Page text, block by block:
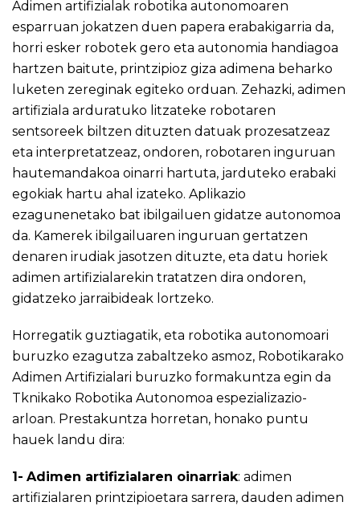
Adimen artifizialak robotika autonomoaren
esparruan jokatzen duen papera erabakigarria da,
horri esker robotek gero eta autonomia handiagoa
hartzen baitute, printzipioz giza adimena beharko
luketen zereginak egiteko orduan. Zehazki, adimen
artifiziala arduratuko litzateke robotaren
sentsoreek biltzen dituzten datuak prozesatzeaz
eta interpretatzeaz, ondoren, robotaren inguruan
hautemandakoa oinarri hartuta, jarduteko erabaki
egokiak hartu ahal izateko. Aplikazio
ezagunenetako bat ibilgailuen gidatze autonomoa
da. Kamerek ibilgailuaren inguruan gertatzen
denaren irudiak jasotzen dituzte, eta datu horiek
adimen artifizialarekin tratatzen dira ondoren,
gidatzeko jarraibideak lortzeko.
Horregatik guztiagatik, eta robotika autonomoari
buruzko ezagutza zabaltzeko asmoz, Robotikarako
Adimen Artifizialari buruzko formakuntza egin da
Tknikako Robotika Autonomoa espezializazio-
arloan. Prestakuntza horretan, honako puntu
hauek landu dira:
1- Adimen artifizialaren oinarriak: adimen
artifizialaren printzipioetara sarrera, dauden adimen